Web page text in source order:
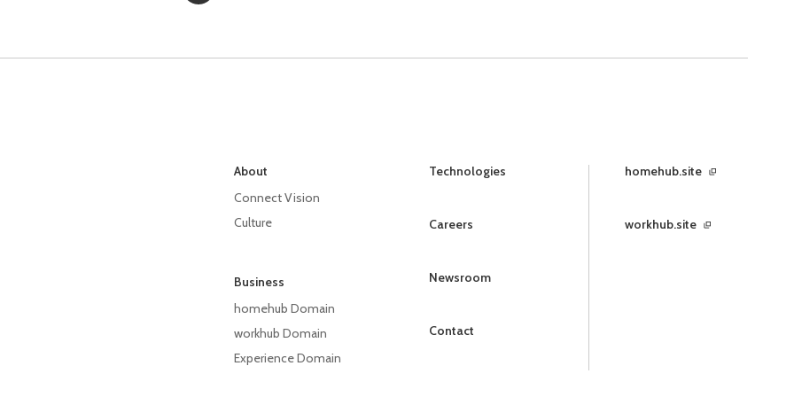
About
Connect Vision
Culture
Business
homehub Domain
workhub Domain
Experience Domain
Technologies
Careers
Newsroom
Contact
homehub.site
workhub.site